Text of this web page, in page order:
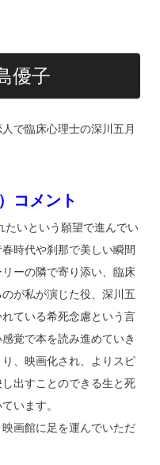
優子
で臨床心理士の深川五月
コメント
たいという願望で進んでい
時代や刹那で美しい瞬間
ーの隣で寄り添い、臨床
が私が演じた役、深川五
ている希死念慮という言
覚で本を読み進めていき
、映画化され、よりスピ
出すことのできる生と死
います。
画館に足を運んでいただ